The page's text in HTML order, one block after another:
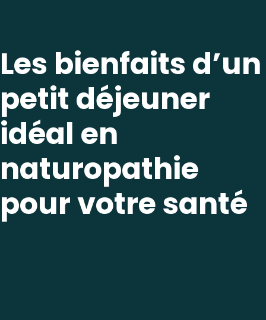
Les bienfaits d’un
petit déjeuner
idéal en
naturopathie
pour votre santé